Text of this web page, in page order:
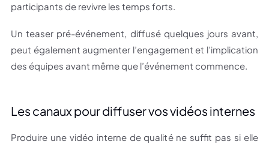
participants de revivre les temps forts.
Un teaser pré-événement, diffusé quelques jours avant,
peut également augmenter l’engagement et l’implication
des équipes avant même que l’événement commence.
Les canaux pour diffuser vos vidéos internes
Produire une vidéo interne de qualité ne suffit pas si elle